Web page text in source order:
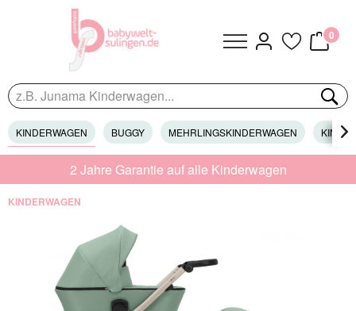
0
KINDERWAGEN BUGGY MEHRLINGSKINDERWAGEN 
2 Jahre Garantie auf alle Kinderwagen
KINDERWAGEN